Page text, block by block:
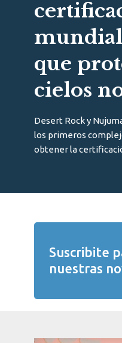
que
cielos
Desert Rock y
los primeros
obtener la
Suscribite
nuestras